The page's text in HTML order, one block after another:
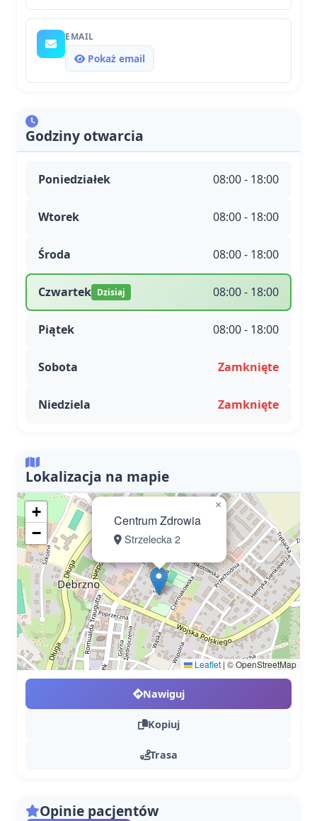
EMAIL
Pokaż email
Godziny otwarcia
Poniedziałek 08:00 - 18:00
Wtorek 08:00 - 18:00
Środa 08:00 - 18:00
Czwartek Dzisiaj 08:00 - 18:00
Piątek 08:00 - 18:00
Sobota Zamknięte
Niedziela Zamknięte
Lokalizacja na mapie
Centrum Zdrowia
Strzelecka 2
×
+
−
Leaflet | © OpenStreetMap
Nawiguj
Kopiuj
Trasa
Opinie pacjentów